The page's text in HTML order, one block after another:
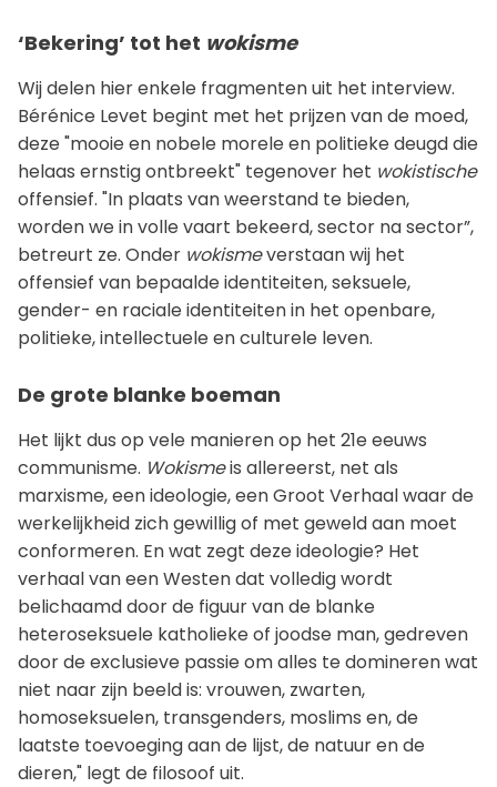
‘Bekering’ tot het wokisme
Wij delen hier enkele fragmenten uit het interview.
Bérénice Levet begint met het prijzen van de moed,
deze "mooie en nobele morele en politieke deugd die
helaas ernstig ontbreekt" tegenover het wokistische
offensief. "In plaats van weerstand te bieden,
worden we in volle vaart bekeerd, sector na sector”,
betreurt ze. Onder wokismeverstaan wij het
offensief van bepaalde identiteiten, seksuele,
gender- en raciale identiteiten in het openbare,
politieke, intellectuele en culturele leven.
De grote blanke boeman
Het lijkt dus op vele manieren op het 21e eeuws
communisme. Wokismeis allereerst, net als
marxisme, een ideologie, een Groot Verhaal waar de
werkelijkheid zich gewillig of met geweld aan moet
conformeren. En wat zegt deze ideologie? Het
verhaal van een Westen dat volledig wordt
belichaamd door de figuur van de blanke
heteroseksuele katholieke of joodse man, gedreven
door de exclusieve passie om alles te domineren wat
niet naar zijn beeld is: vrouwen, zwarten,
homoseksuelen, transgenders, moslims en, de
laatste toevoeging aan de lijst, de natuur en de
dieren," legt de filosoof uit.